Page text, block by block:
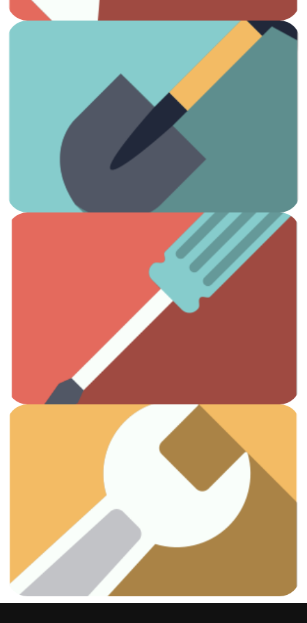
Jardinería
¡Es hora de arreglar el jardín!
Ver artículos
Otros
Todas las herramientas que necesitas.
Ver artículos
Fontanería
¡Vamos a arreglar esas fugas!
Ver artículos